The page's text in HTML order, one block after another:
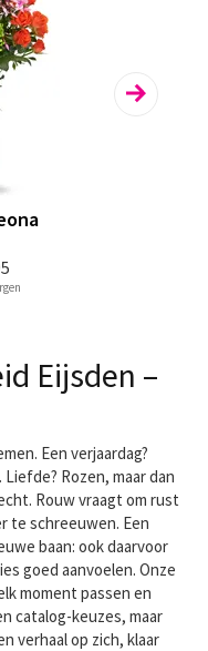
Eijsden –
Een verjaardag?
Rozen, maar dan
Rouw vraagt om rust
te schreeuwen. Een
baan: ook daarvoor
goed aanvoelen. Onze
moment passen en
catalog-keuzes, maar
verhaal op zich, klaar